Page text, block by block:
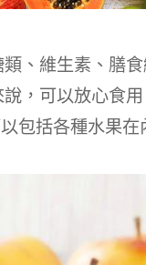
、維生素、膳
，可以放心食用
包括各種水果